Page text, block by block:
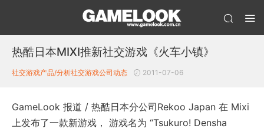
热酷日本MIXI推新社交游戏《火车小镇》
社交游戏产品/分析社交游戏公司动态 2011-07-06
GameLook 报道 / 热酷日本分公司Rekoo Japan 在 Mixi
上发布了一款新游戏， 游戏名为 “Tsukuro! Densha